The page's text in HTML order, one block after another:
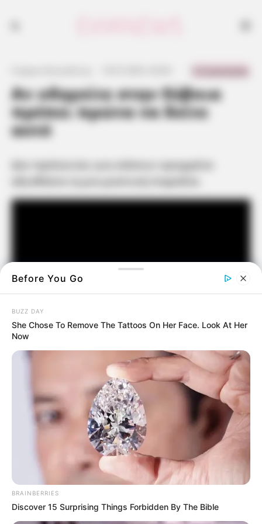
Αν οδηγείτε στην Εύβοια
πρέπει πρώτα να δείτε
αυτό
Δεν πρόκειται για κάποιο κρυμμένο
Πρόκειται για μια προειδοποίηση που μπορεί
να αποδειχθεί σωτήρια. Αφορά τον οδικό
άξονα Χαλκίδας – Βασιλικού, μια από τις πιο
πολυσύχναστες και, δυστυχώς, πιο διαβόητες
αρτηρίες του νησιού.
Για δεκαετίες ολόκληρες, αυτός ο δρόμος
παραμένει αμετάβλητος, μια παγίδα
ασφάλτου που αψηφά κάθε έννοια εξέλιξης
και ασφάλειας.
Η χάραξη του είναι επικίνδυνη, στερείται
Before You Go
BUZZ DAY
She Chose To Remove The Tattoos On Her Face. Look At Her
Now
BRAINBERRIES
Discover 15 Surprising Things Forbidden By The Bible